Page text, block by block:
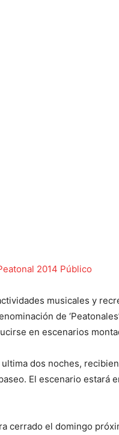
musicales y
de
en escenarios
dos noches,
El escenario estará
cerrado el domingo